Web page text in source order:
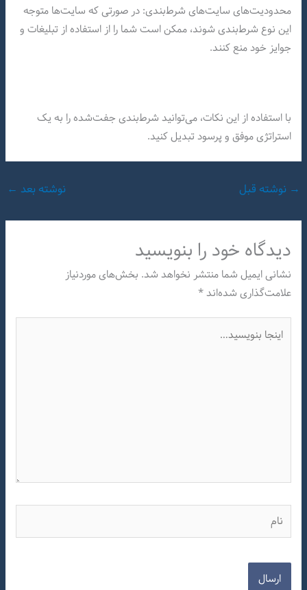
محدودیت‌های سایت‌های شرط‌بندی: در صورتی که سایت‌ها متوجه
این نوع شرط‌بندی شوند، ممکن است شما را از استفاده از تبلیغات و
جوایز خود منع کنند.
با استفاده از این نکات، می‌توانید شرط‌بندی جفت‌شده را به یک
استراتژی موفق و پرسود تبدیل کنید.
→ نوشته قبل نوشته بعد ←
دیدگاه‌ خود را بنویسید
نشانی ایمیل شما منتشر نخواهد شد. بخش‌های موردنیاز
علامت‌گذاری شده‌اند*
بنویسید…